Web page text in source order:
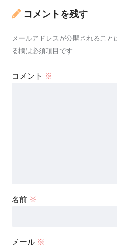
コメントを残す
メールアドレスが公開されること
る欄は必須項目です
コメント ※
名前 ※
メール ※